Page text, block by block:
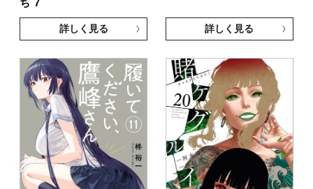
ち 7
詳しく見る 詳しく見る